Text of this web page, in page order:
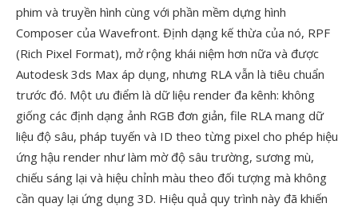
phim và truyền hình cùng với phần mềm dựng hình
Composer của Wavefront. Định dạng kế thừa của nó, RPF
(Rich Pixel Format), mở rộng khái niệm hơn nữa và được
Autodesk 3ds Max áp dụng, nhưng RLA vẫn là tiêu chuẩn
trước đó. Một ưu điểm là dữ liệu render đa kênh: không
giống các định dạng ảnh RGB đơn giản, file RLA mang dữ
liệu độ sâu, pháp tuyến và ID theo từng pixel cho phép hiệu
ứng hậu render như làm mờ độ sâu trường, sương mù,
chiếu sáng lại và hiệu chỉnh màu theo đối tượng mà không
cần quay lại ứng dụng 3D. Hiệu quả quy trình này đã khiến